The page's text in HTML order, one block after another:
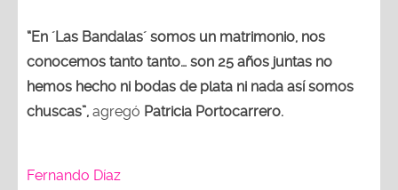
“En ´Las Bandalas´ somos un matrimonio, nos
conocemos tanto tanto… son 25 años juntas no
hemos hecho ni bodas de plata ni nada así somos
chuscas”, agregó Patricia Portocarrero.
Fernando Díaz